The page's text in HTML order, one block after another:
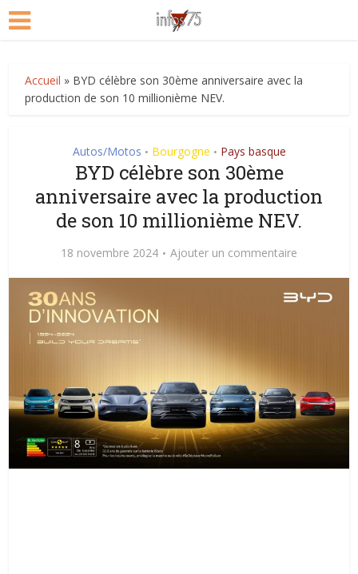
Accueil » BYD célèbre son 30ème anniversaire avec la
production de son 10 millionième NEV.
Autos/Motos • Bourgogne • Pays basque
BYD célèbre son 30ème
anniversaire avec la production
de son 10 millionième NEV.
18 novembre 2024 Ajouter un commentaire